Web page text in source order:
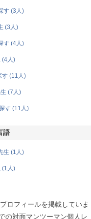
す (3人)
(3人)
す (4人)
(4人)
す (11人)
(7人)
す (11人)
語
生 (1人)
(1人)
ロフィールを掲載していま
の対面マンツーマン個人レ